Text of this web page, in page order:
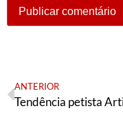
ANTERIOR